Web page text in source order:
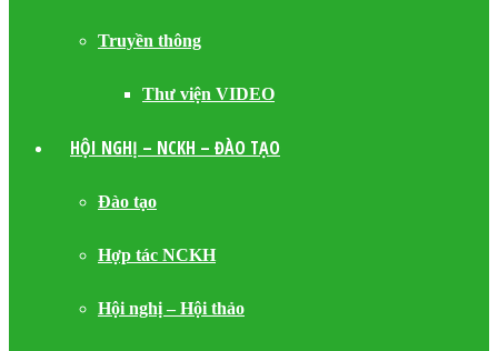
Truyền thông
Thư viện VIDEO
HỘI NGHỊ – NCKH – ĐÀO TẠO
Đào tạo
Hợp tác NCKH
Hội nghị – Hội thảo